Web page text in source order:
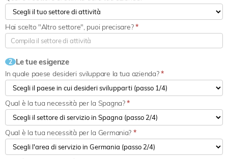
Hai scelto "Altro settore", puoi precisare?*
2 Le tue esigenze
In quale paese desideri sviluppare la tua azienda?*
Qual è la tua necessità per la Spagna?*
Qual è la tua necessità per la Germania? *